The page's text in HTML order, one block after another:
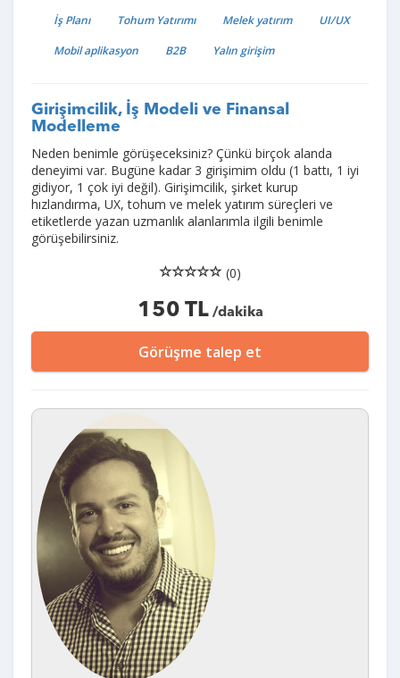
İş Planı
Tohum Yatırımı Melek yatırım
UI/UX
Mobil aplikasyon
B2B Yalın girişim
Girişimcilik, İş Modeli ve Finansal
Modelleme
Neden benimle görüşeceksiniz? Çünkü birçok alanda
deneyimi var. Bugüne kadar 3 girişimim oldu (1 battı, 1 iyi
gidiyor, 1 çok iyi değil). Girişimcilik, şirket kurup
hızlandırma, UX, tohum ve melek yatırım süreçleri ve
etiketlerde yazan uzmanlık alanlarımla ilgili benimle
görüşebilirsiniz.
(0)
150 TL/dakika
Görüşme talep et